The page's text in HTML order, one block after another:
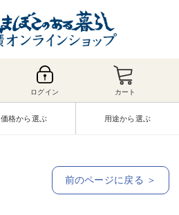
ログイン カート
価格から選ぶ 用途から選ぶ
前のページに戻る ＞